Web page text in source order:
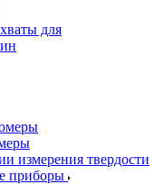
для
измерения твердости
приборы